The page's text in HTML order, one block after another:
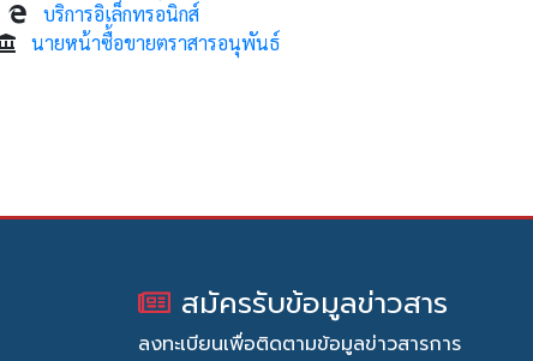
บริการอิเล็กทรอนิกส์
นายหน้าซื้อขายตราสารอนุพันธ์
สมัครรับข้อมูลข่าวสาร
ลงทะเบียนเพื่อติดตามข้อมูลข่าวสารการ